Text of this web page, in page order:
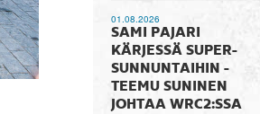
01.08.2026
SAMI PAJARI
KÄRJESSÄ SUPER-
SUNNUNTAIHIN -
TEEMU SUNINEN
JOHTAA WRC2:SSA